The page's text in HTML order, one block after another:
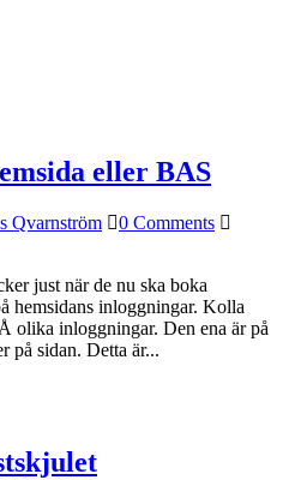
eller BAS
Qvarnström
0 Comments
just när de nu ska boka
hemsidans inloggningar. Kolla
olika inloggningar. Den ena är på
på sidan. Detta är...